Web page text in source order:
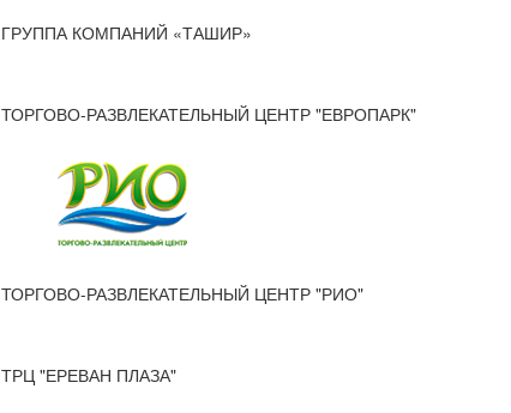
ГРУППА КОМПАНИЙ «ТАШИР»
ТОРГОВО-РАЗВЛЕКАТЕЛЬНЫЙ ЦЕНТР "ЕВРОПАРК"
ТОРГОВО-РАЗВЛЕКАТЕЛЬНЫЙ ЦЕНТР "РИО"
ТРЦ "ЕРЕВАН ПЛАЗА"